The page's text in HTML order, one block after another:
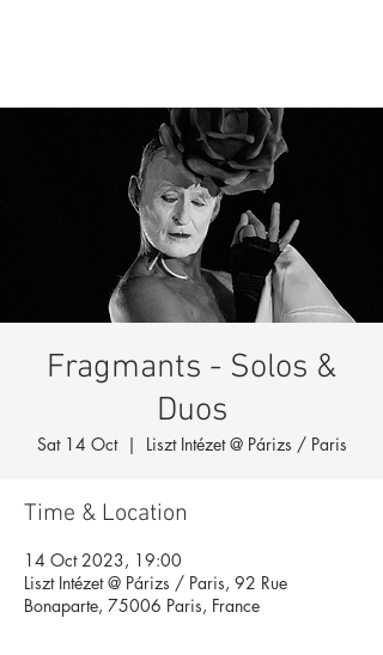
Fragmants - Solos &
Duos
Sat 14 Oct
  |
Liszt Intézet @ Párizs / Paris
Time & Location
14 Oct 2023, 19:00
Liszt Intézet @ Párizs / Paris, 92 Rue
Bonaparte, 75006 Paris, France